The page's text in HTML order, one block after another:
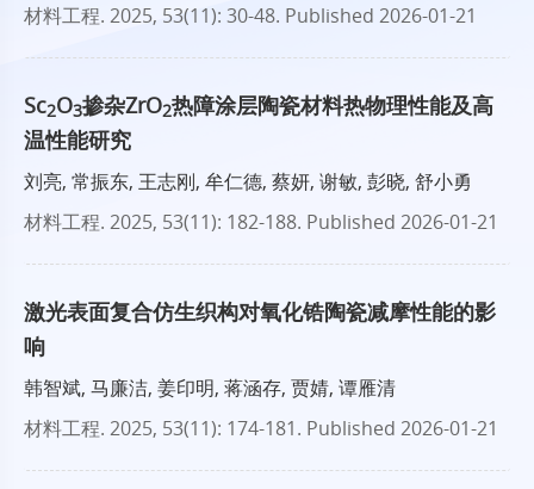
材料工程. 2025, 53(11): 30-48. Published 2026-01-21
Sc2O3掺杂ZrO2热障涂层陶瓷材料热物理性能及高
温性能研究
刘亮, 常振东, 王志刚, 牟仁德, 蔡妍, 谢敏, 彭晓, 舒小勇
材料工程. 2025, 53(11): 182-188. Published 2026-01-21
激光表面复合仿生织构对氧化锆陶瓷减摩性能的影
响
韩智斌, 马廉洁, 姜印明, 蒋涵存, 贾婧, 谭雁清
材料工程. 2025, 53(11): 174-181. Published 2026-01-21